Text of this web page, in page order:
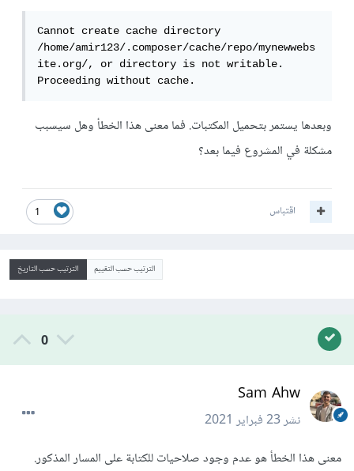
Cannot create cache directory
/home/amir123/.composer/cache/repo/mynewwebs
ite.org/, or directory is not writable.
Proceeding without cache.
وبعدها يستمر بتحميل المكتبات. فما معنى هذا الخطأ وهل سيسبب
مشكلة في المشروع فيما بعد؟
1 اقتباس
الترتيب حسب التقييم الترتيب حسب التاريخ
0
Sam Ahw
نشر23 فبراير 2021
معنى هذا الخطأ هو عدم وجود صلاحيات للكتابة على المسار المذكور.